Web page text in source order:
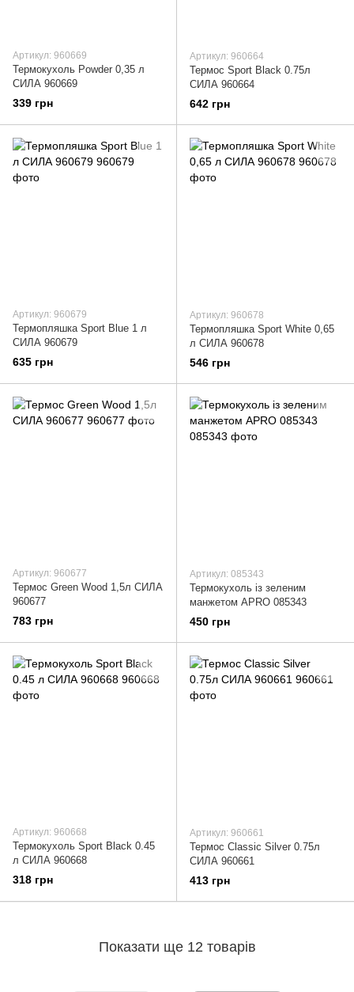
Артикул: 960669
Термокухоль Powder 0,35 л
СИЛА 960669
339 грн
Артикул: 960664
Термос Sport Black 0.75л
СИЛА 960664
642 грн
Артикул: 960679
Термопляшка Sport Blue 1 л
СИЛА 960679
635 грн
Артикул: 960678
Термопляшка Sport White 0,65
л СИЛА 960678
546 грн
Артикул: 960677
Термос Green Wood 1,5л СИЛА
960677
783 грн
Артикул: 085343
Термокухоль із зеленим
манжетом APRO 085343
450 грн
Артикул: 960668
Термокухоль Sport Black 0.45
л СИЛА 960668
318 грн
Артикул: 960661
Термос Classic Silver 0.75л
СИЛА 960661
413 грн
Показати ще 12 товарів